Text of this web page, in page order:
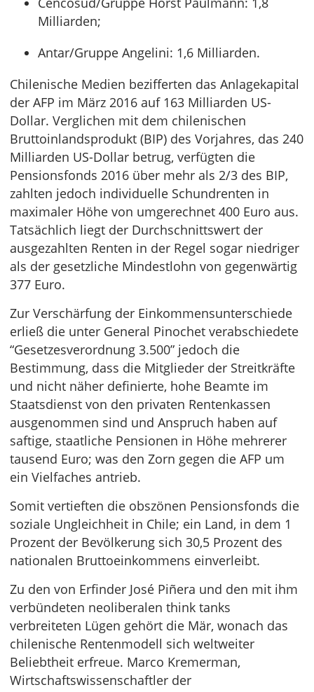
Milliarden;
Antar/Gruppe Angelini: 1,6 Milliarden.
Chilenische Medien bezifferten das Anlagekapital
der AFP im März 2016 auf 163 Milliarden US-
Dollar. Verglichen mit dem chilenischen
Bruttoinlandsprodukt (BIP) des Vorjahres, das 240
Milliarden US-Dollar betrug, verfügten die
Pensionsfonds 2016 über mehr als 2/3 des BIP,
zahlten jedoch individuelle Schundrenten in
maximaler Höhe von umgerechnet 400 Euro aus.
Tatsächlich liegt der Durchschnittswert der
ausgezahlten Renten in der Regel sogar niedriger
als der gesetzliche Mindestlohn von gegenwärtig
377 Euro.
Zur Verschärfung der Einkommensunterschiede
erließ die unter General Pinochet verabschiedete
“Gesetzesverordnung 3.500” jedoch die
Bestimmung, dass die Mitglieder der Streitkräfte
und nicht näher definierte, hohe Beamte im
Staatsdienst von den privaten Rentenkassen
ausgenommen sind und Anspruch haben auf
saftige, staatliche Pensionen in Höhe mehrerer
tausend Euro; was den Zorn gegen die AFP um
ein Vielfaches antrieb.
Somit vertieften die obszönen Pensionsfonds die
soziale Ungleichheit in Chile; ein Land, in dem 1
Prozent der Bevölkerung sich 30,5 Prozent des
nationalen Bruttoeinkommens einverleibt.
Zu den von Erfinder José Piñera und den mit ihm
verbündeten neoliberalen think tanks
verbreiteten Lügen gehört die Mär, wonach das
chilenische Rentenmodell sich weltweiter
Beliebtheit erfreue. Marco Kremerman,
Wirtschaftswissenschaftler der